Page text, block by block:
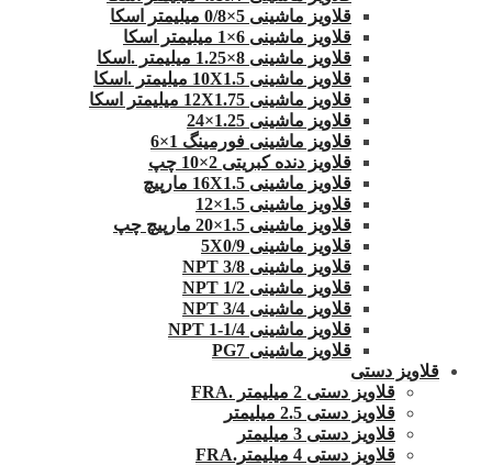
قلاویز ماشینی 5×0/8 میلیمتر اسکا
قلاویز ماشینی 6×1 میلیمتر اسکا
قلاویز ماشینی 8×1.25 میلیمتر .اسکا
قلاویز ماشینی 10X1.5 میلیمتر .اسکا
قلاویز ماشینی 12X1.75 میلیمتر اسکا
قلاویز ماشینی 1.25×24
قلاویز ماشینی فورمینگ 1×6
قلاویز دنده کبریتی 2×10 چپ
قلاویز ماشینی 16X1.5 مارپیچ
قلاویز ماشینی 1.5×12
قلاویز ماشینی 1.5×20 مارپیچ چپ
قلاویز ماشینی 5X0/9
قلاویز ماشینی 3/8 NPT
قلاویز ماشینی 1/2 NPT
قلاویز ماشینی 3/4 NPT
قلاویز ماشینی 1/4-1 NPT
قلاویز ماشینی PG7
قلاویز دستی
قلاویز دستی 2 میلیمتر .FRA
قلاویز دستی 2.5 میلیمتر
قلاویز دستی 3 میلیمتر
قلاویز دستی 4 میلیمتر.FRA